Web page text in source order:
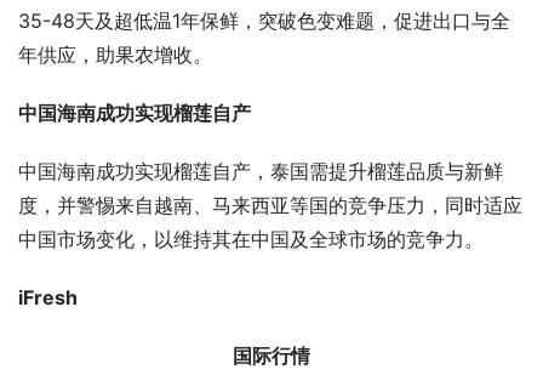
35-48天及超低温1年保鲜，突破色变难题，促进出口与全
年供应，助果农增收。
中国海南成功实现榴莲自产
中国海南成功实现榴莲自产，泰国需提升榴莲品质与新鲜
度，并警惕来自越南、马来西亚等国的竞争压力，同时适应
中国市场变化，以维持其在中国及全球市场的竞争力。
iFresh
国际行情